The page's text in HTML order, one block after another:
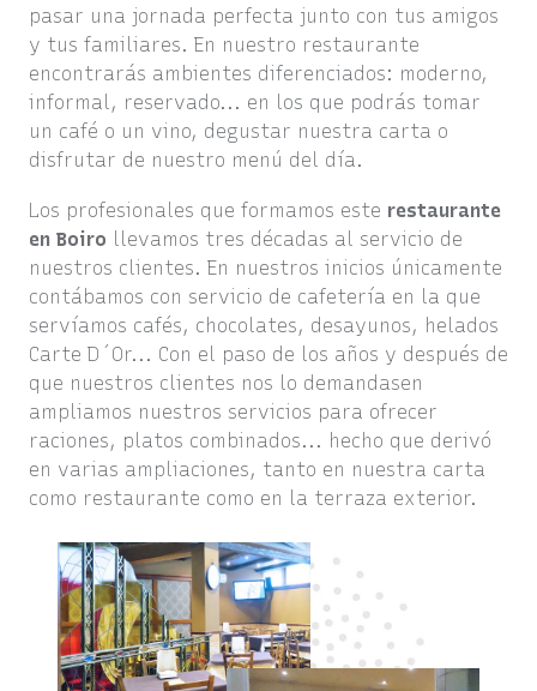
pasar una jornada perfecta junto con tus amigos
y tus familiares. En nuestro restaurante
encontrarás ambientes diferenciados: moderno,
informal, reservado... en los que podrás tomar
un café o un vino, degustar nuestra carta o
disfrutar de nuestro menú del día.
Los profesionales que formamos este restaurante
en Boiro llevamos tres décadas al servicio de
nuestros clientes. En nuestros inicios únicamente
contábamos con servicio de cafetería en la que
servíamos cafés, chocolates, desayunos, helados
Carte D´Or... Con el paso de los años y después de
que nuestros clientes nos lo demandasen
ampliamos nuestros servicios para ofrecer
raciones, platos combinados... hecho que derivó
en varias ampliaciones, tanto en nuestra carta
como restaurante como en la terraza exterior.